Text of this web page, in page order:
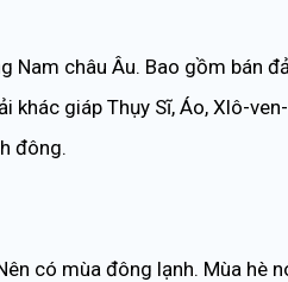
Nam châu Âu. Bao gồm bán
khác giáp Thụy Sĩ, Áo, Xlô-
đông.
có mùa đông lạnh. Mùa hè